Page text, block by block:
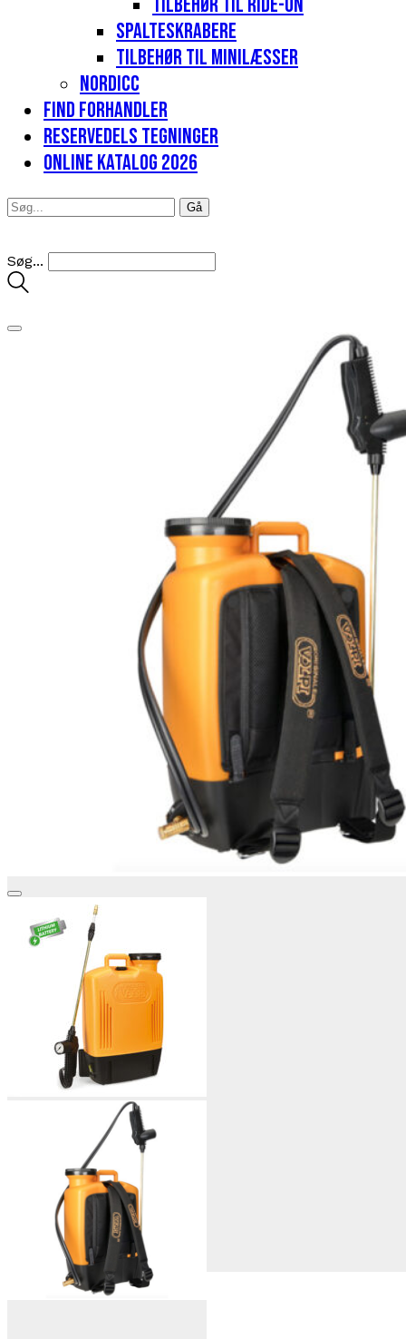
Spalteskrabere
Tilbehør til minilæsser
Nordicc
Find forhandler
Reservedels tegninger
Online katalog 2026
Søg...